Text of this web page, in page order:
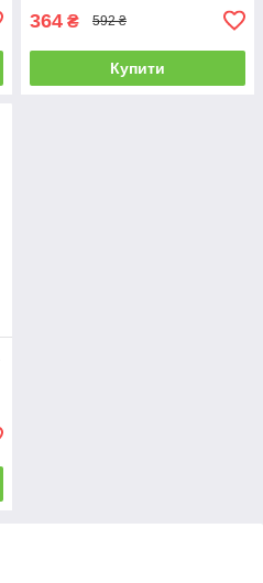
364 ₴ 592 ₴
Купити